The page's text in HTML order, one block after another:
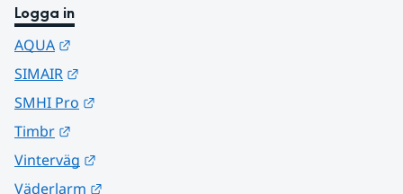
Logga in
AQUA
SIMAIR
SMHI Pro
Timbr
Vinterväg
Väderlarm